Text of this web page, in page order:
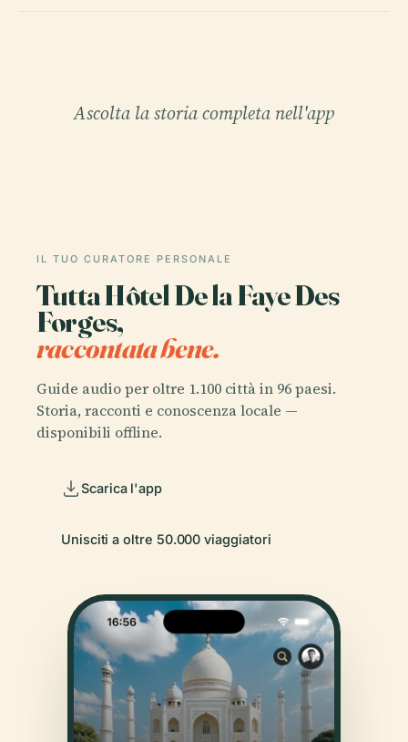
Ascolta la storia completa nell'app
IL TUO CURATORE PERSONALE
Tutta Hôtel De la Faye Des
Forges,
raccontata bene.
Guide audio per oltre 1.100 città in 96 paesi.
Storia, racconti e conoscenza locale —
disponibili offline.
Scarica l'app
Unisciti a oltre 50.000 viaggiatori